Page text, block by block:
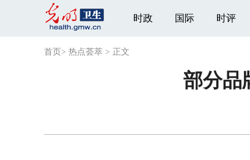
时政 国际 时评
首页 > 热点荟萃 > 正文
部分品